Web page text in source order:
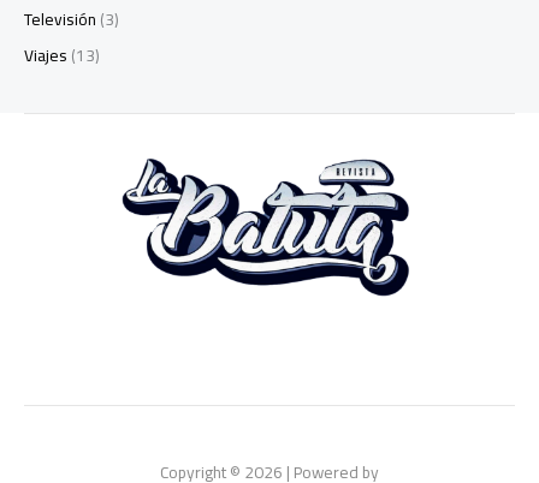
Televisión(3)
Viajes(13)
Copyright © 2026 | Powered by